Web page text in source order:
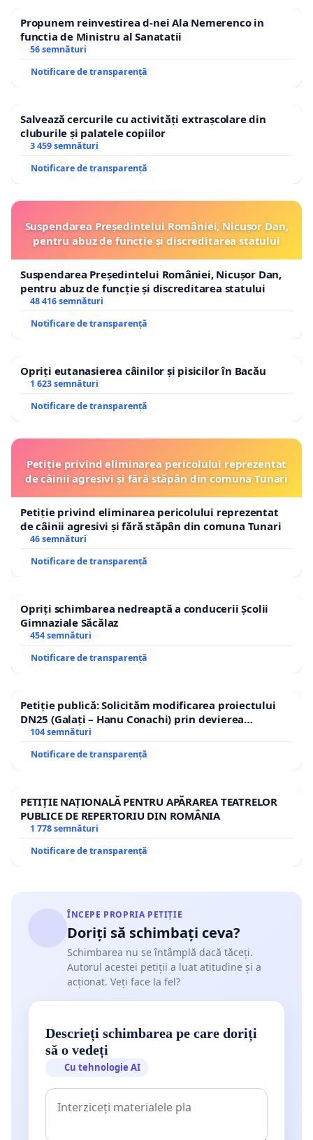
Propunem reinvestirea d-nei Ala Nemerenco in
functia de Ministru al Sanatatii
56 semnături
Notificare de transparență
Salvează cercurile cu activități extrașcolare din
cluburile și palatele copiilor
3 459 semnături
Notificare de transparență
Suspendarea Președintelui României, Nicușor Dan,
pentru abuz de funcție și discreditarea statului
Suspendarea Președintelui României, Nicușor Dan,
pentru abuz de funcție și discreditarea statului
48 416 semnături
Notificare de transparență
Opriți eutanasierea câinilor și pisicilor în Bacău
1 623 semnături
Notificare de transparență
Petiție privind eliminarea pericolului reprezentat
de câinii agresivi și fără stăpân din comuna Tunari
Petiție privind eliminarea pericolului reprezentat
de câinii agresivi și fără stăpân din comuna Tunari
46 semnături
Notificare de transparență
Opriți schimbarea nedreaptă a conducerii Școlii
Gimnaziale Săcălaz
454 semnături
Notificare de transparență
Petiție publică: Solicităm modificarea proiectului
DN25 (Galați – Hanu Conachi) prin devierea
traseului în afara localităților!
104 semnături
Notificare de transparență
PETIȚIE NAȚIONALĂ PENTRU APĂRAREA TEATRELOR
PUBLICE DE REPERTORIU DIN ROMÂNIA
1 778 semnături
Notificare de transparență
ÎNCEPE PROPRIA PETIȚIE
Doriți să schimbați ceva?
Schimbarea nu se întâmplă dacă tăceți.
Autorul acestei petiții a luat atitudine și a
acționat. Veți face la fel?
Descrieți schimbarea pe care doriți
să o vedeți
Cu tehnologie AI